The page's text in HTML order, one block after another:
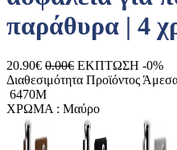
παράθυρα | 4
20.90€ 0.00€ ΕΚΠΤΩΣΗ -0%
Διαθεσιμότητα Προϊόντος
6470M
ΧΡΩΜΑ : Μαύρο